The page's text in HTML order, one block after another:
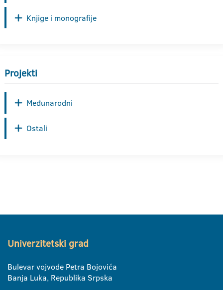
Knjige i monografije
Projekti
Međunarodni
Ostali
Univerzitetski grad
Bulevar vojvode Petra Bojovića
Banja Luka, Republika Srpska